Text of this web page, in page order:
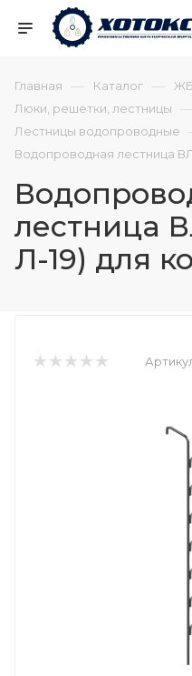
Главная — Каталог —
Люки, решетки, лестницы
Лестницы водопроводные
Водопроводная лестница
лестница
Л-19) для